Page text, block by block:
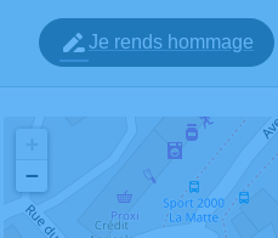
Je rends hommage
−